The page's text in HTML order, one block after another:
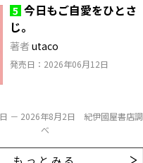
5 今日もご自愛をひとさ
じ。
著者 utaco
発売日：2026年06月12日
－ 2026年8月2日 紀伊國屋書店調
べ